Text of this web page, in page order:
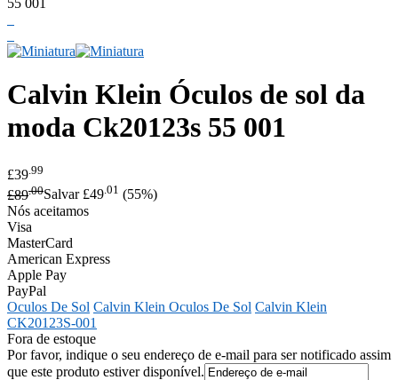
Calvin Klein Óculos de sol da
moda Ck20123s 55 001
£39 .99
£89.00Salvar £49.01 (55%)
Nós aceitamos
Visa
MasterCard
American Express
Apple Pay
PayPal
Oculos De Sol Calvin Klein Oculos De Sol Calvin Klein
CK20123S-001
Fora de estoque
Por favor, indique o seu endereço de e-mail para ser notificado assim
que este produto estiver disponível.